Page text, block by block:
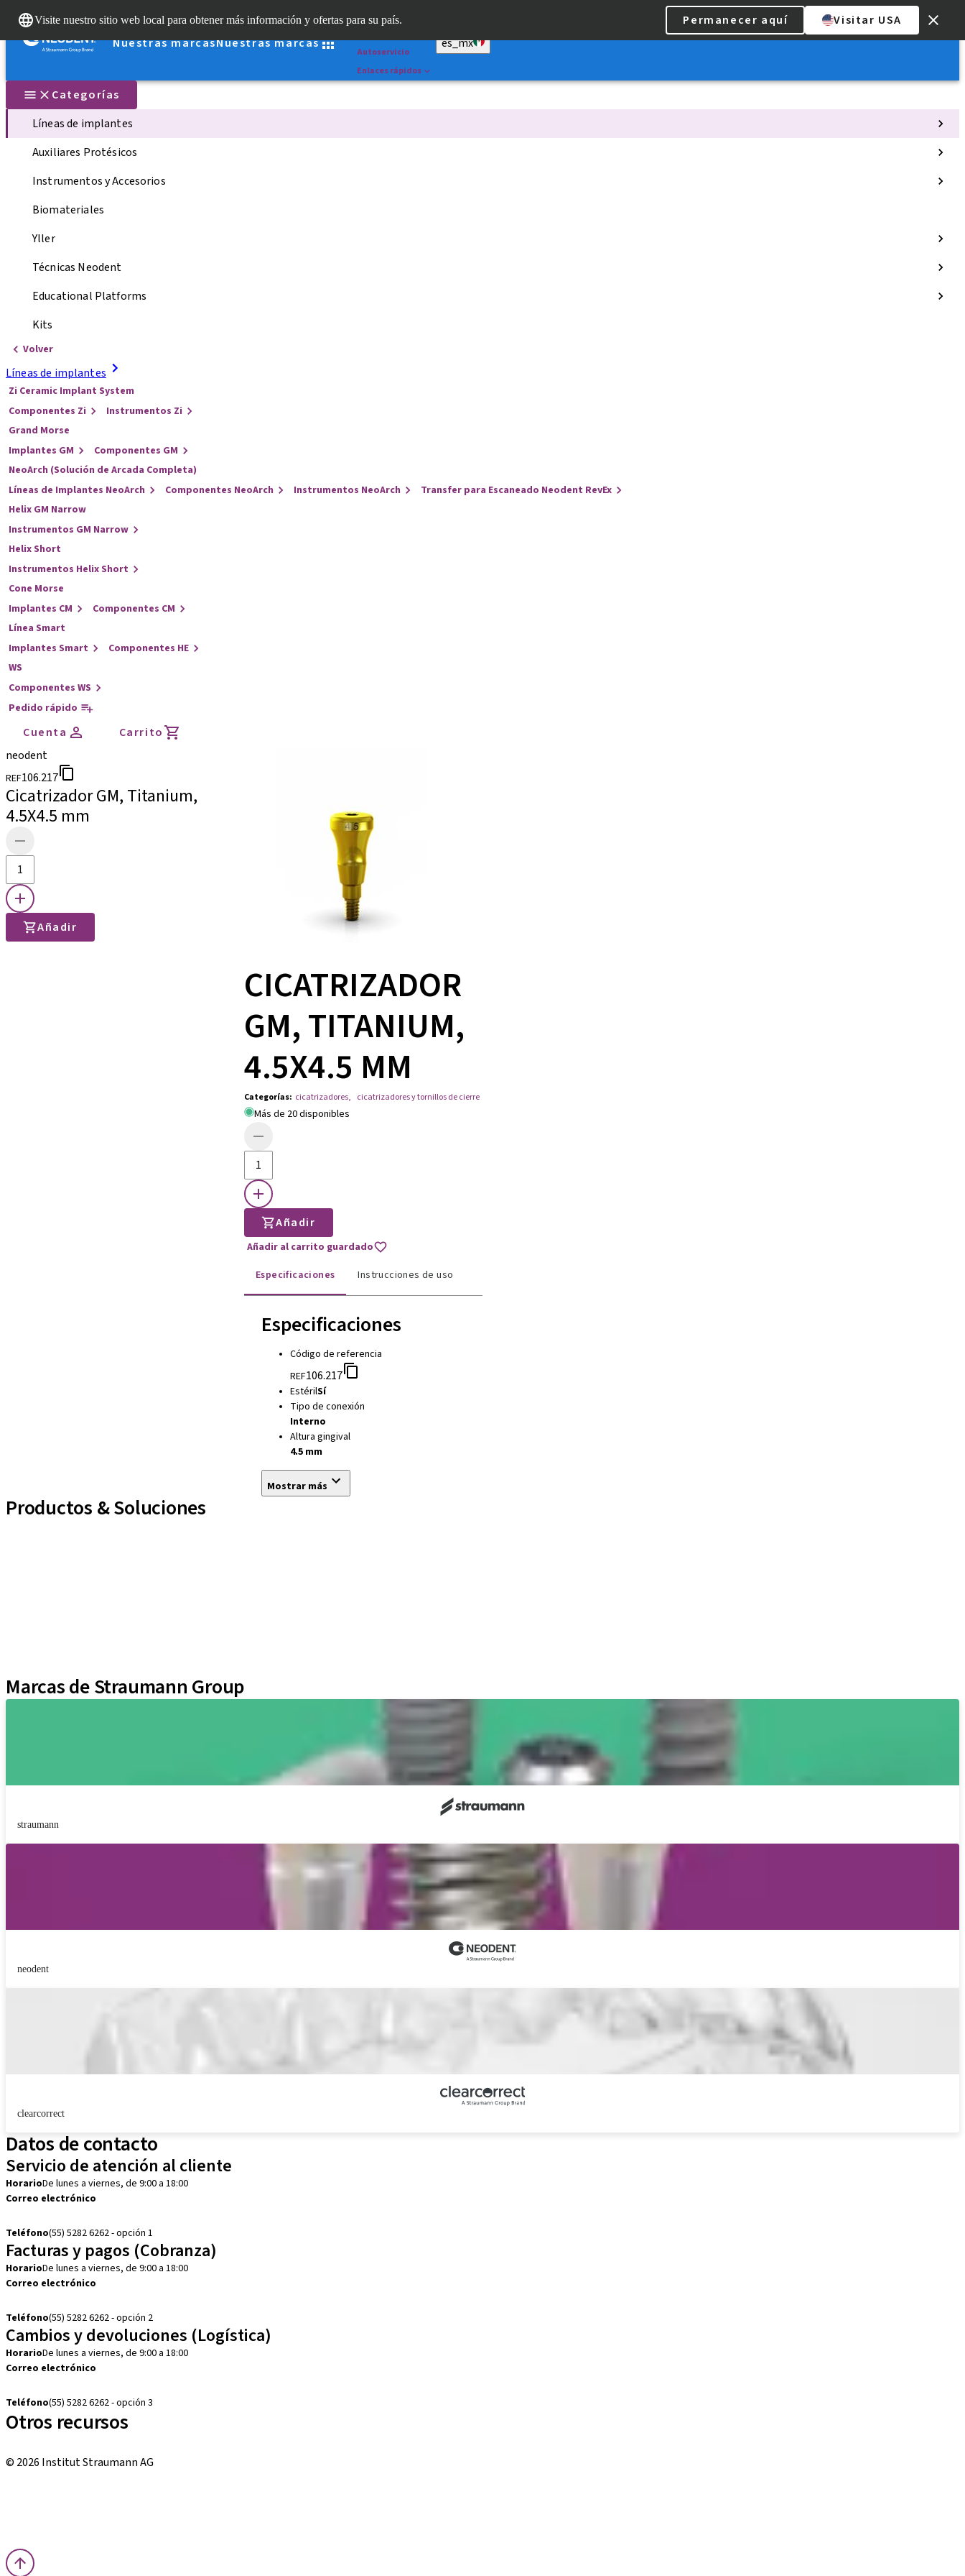
Visite nuestro sitio web local para obtener más información y ofertas para su país. Permanecer aquí
Visitar USA
Nuestras marcasNuestras marcas
Dr. Portal
Autoservicio
Enlaces rápidos
es_mx
Categorías
Líneas de implantes
Auxiliares Protésicos
Instrumentos y Accesorios
Biomateriales
Yller
Técnicas Neodent
Educational Platforms
Kits
Volver
Líneas de implantes
Zi Ceramic Implant System
Componentes Zi
Instrumentos Zi
Grand Morse
Implantes GM
Componentes GM
NeoArch (Solución de Arcada Completa)
Líneas de Implantes NeoArch
Componentes NeoArch Instrumentos NeoArch
Transfer para Escaneado Neodent RevEx
Helix GM Narrow
Instrumentos GM Narrow
Helix Short
Instrumentos Helix Short
Cone Morse
Implantes CM
Componentes CM
Línea Smart
Implantes Smart
Componentes HE
WS
Componentes WS
Pedido rápido
Cuenta
Carrito
neodent
REF106.217
Cicatrizador GM, Titanium,
4.5X4.5 mm
Añadir
CICATRIZADOR
GM, TITANIUM,
4.5X4.5 MM
Categorías: cicatrizadores, cicatrizadores y tornillos de cierre
Más de 20 disponibles
Añadir
Añadir al carrito guardado
Especificaciones
Instrucciones de uso
Especificaciones
Código de referencia
REF106.217
EstérilSí
Tipo de conexión
Interno
Altura gingival
4.5 mm
Mostrar más
Productos & Soluciones
Marcas de Straumann Group
straumann
neodent
clearcorrect
Datos de contacto
Servicio de atención al cliente
HorarioDe lunes a viernes, de 9:00 a 18:00
Correo electrónico
Teléfono(55) 5282 6262 - opción 1
Facturas y pagos (Cobranza)
HorarioDe lunes a viernes, de 9:00 a 18:00
Correo electrónico
Teléfono(55) 5282 6262 - opción 2
Cambios y devoluciones (Logística)
HorarioDe lunes a viernes, de 9:00 a 18:00
Correo electrónico
Teléfono(55) 5282 6262 - opción 3
Otros recursos
© 2026 Institut Straumann AG